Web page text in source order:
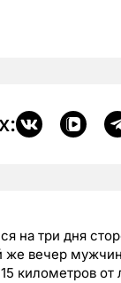
на три дня
же вечер
километров